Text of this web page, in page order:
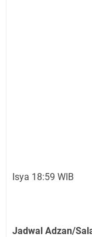
Isya 18:59 WIB
Jadwal Adzan/